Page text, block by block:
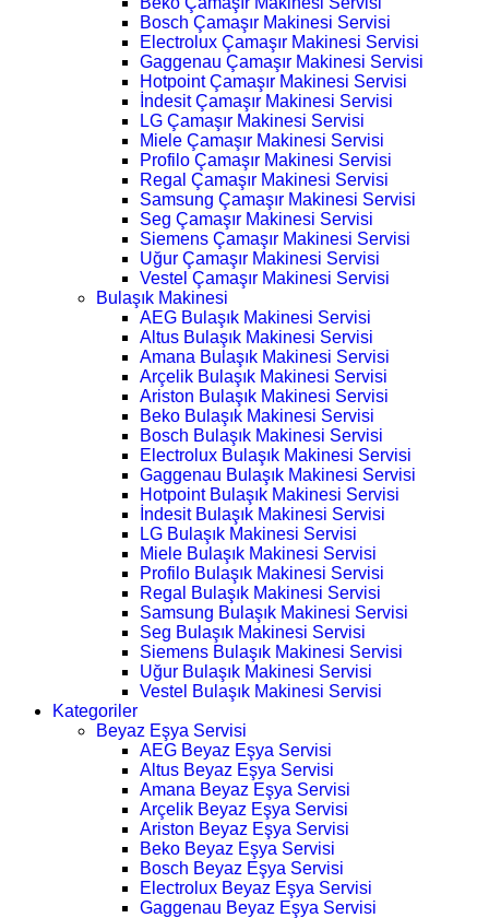
Bosch Çamaşır Makinesi Servisi
Electrolux Çamaşır Makinesi Servisi
Gaggenau Çamaşır Makinesi Servisi
Hotpoint Çamaşır Makinesi Servisi
İndesit Çamaşır Makinesi Servisi
LG Çamaşır Makinesi Servisi
Miele Çamaşır Makinesi Servisi
Profilo Çamaşır Makinesi Servisi
Regal Çamaşır Makinesi Servisi
Samsung Çamaşır Makinesi Servisi
Seg Çamaşır Makinesi Servisi
Siemens Çamaşır Makinesi Servisi
Uğur Çamaşır Makinesi Servisi
Vestel Çamaşır Makinesi Servisi
Bulaşık Makinesi
AEG Bulaşık Makinesi Servisi
Altus Bulaşık Makinesi Servisi
Amana Bulaşık Makinesi Servisi
Arçelik Bulaşık Makinesi Servisi
Ariston Bulaşık Makinesi Servisi
Beko Bulaşık Makinesi Servisi
Bosch Bulaşık Makinesi Servisi
Electrolux Bulaşık Makinesi Servisi
Gaggenau Bulaşık Makinesi Servisi
Hotpoint Bulaşık Makinesi Servisi
İndesit Bulaşık Makinesi Servisi
LG Bulaşık Makinesi Servisi
Miele Bulaşık Makinesi Servisi
Profilo Bulaşık Makinesi Servisi
Regal Bulaşık Makinesi Servisi
Samsung Bulaşık Makinesi Servisi
Seg Bulaşık Makinesi Servisi
Siemens Bulaşık Makinesi Servisi
Uğur Bulaşık Makinesi Servisi
Vestel Bulaşık Makinesi Servisi
Kategoriler
Beyaz Eşya Servisi
AEG Beyaz Eşya Servisi
Altus Beyaz Eşya Servisi
Amana Beyaz Eşya Servisi
Arçelik Beyaz Eşya Servisi
Ariston Beyaz Eşya Servisi
Beko Beyaz Eşya Servisi
Bosch Beyaz Eşya Servisi
Electrolux Beyaz Eşya Servisi
Gaggenau Beyaz Eşya Servisi